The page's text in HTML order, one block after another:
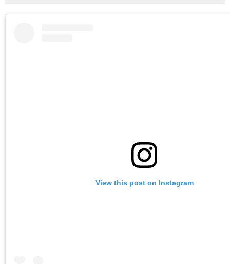
View this post on Instagram